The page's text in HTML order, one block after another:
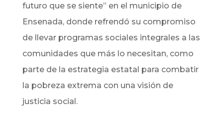
futuro que se siente” en el municipio de
Ensenada, donde refrendó su compromiso
de llevar programas sociales integrales a las
comunidades que más lo necesitan, como
parte de la estrategia estatal para combatir
la pobreza extrema con una visión de
justicia social.